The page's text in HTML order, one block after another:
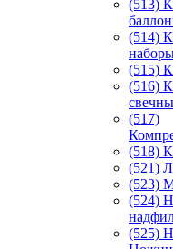
(513)
(514)
(515)
(516)
(517)
(518)
(521)
(523)
(524)
(525)